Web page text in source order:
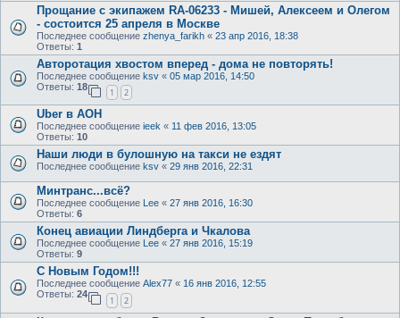
Прощание с экипажем RA-06233 - Мишей, Алексеем и Олегом
- состоится 25 апреля в Москве
Последнее сообщение zhenya_farikh « 23 апр 2016, 18:38
Ответы: 1
Авторотация хвостом вперед - дома не повторять!
Последнее сообщение ksv « 05 мар 2016, 14:50
Ответы: 18
1 2
Uber в АОН
Последнее сообщение ieek « 11 фев 2016, 13:05
Ответы: 10
Наши люди в булошную на такси не ездят
Последнее сообщение ksv « 29 янв 2016, 22:31
Минтранс...всё?
Последнее сообщение Lee « 27 янв 2016, 16:30
Ответы: 6
Конец авиации Линдберга и Чкалова
Последнее сообщение Lee « 27 янв 2016, 15:19
Ответы: 9
С Новым Годом!!!
Последнее сообщение Alex77 « 16 янв 2016, 12:55
Ответы: 24
1 2